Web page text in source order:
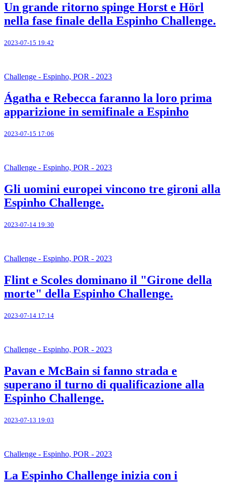
Un grande ritorno spinge Horst e Hörl
nella fase finale della Espinho Challenge.
2023-07-15 19:42
Challenge - Espinho, POR - 2023
Ágatha e Rebecca faranno la loro prima
apparizione in semifinale a Espinho
2023-07-15 17:06
Challenge - Espinho, POR - 2023
Gli uomini europei vincono tre gironi alla
Espinho Challenge.
2023-07-14 19:30
Challenge - Espinho, POR - 2023
Flint e Scoles dominano il "Girone della
morte" della Espinho Challenge.
2023-07-14 17:14
Challenge - Espinho, POR - 2023
Pavan e McBain si fanno strada e
superano il turno di qualificazione alla
Espinho Challenge.
2023-07-13 19:03
Challenge - Espinho, POR - 2023
La Espinho Challenge inizia con i